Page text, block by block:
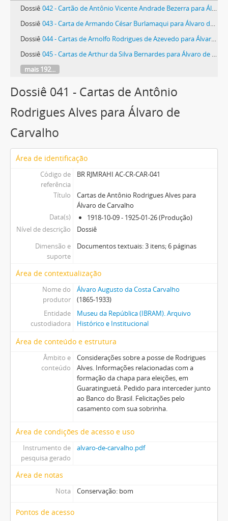
Dossiê 042 - Cartão de Antônio Vicente Andrade Bezerra para Álvaro de Carvalho
Dossiê 043 - Carta de Armando César Burlamaqui para Álvaro de Carvalho
Dossiê 044 - Cartas de Arnolfo Rodrigues de Azevedo para Álvaro de Carvalho
Dossiê 045 - Cartas de Arthur da Silva Bernardes para Álvaro de Carvalho
mais 192...
Dossiê 041 - Cartas de Antônio
Rodrigues Alves para Álvaro de
Carvalho
Área de identificação
Código de
referência
BR RJMRAHI AC-CR-CAR-041
Título
Cartas de Antônio Rodrigues Alves para
Álvaro de Carvalho
Data(s)
1918-10-09 - 1925-01-26 (Produção)
Nível de descrição
Dossiê
Dimensão e
suporte
Documentos textuais: 3 itens; 6 páginas
Área de contextualização
Nome do
produtor
Álvaro Augusto da Costa Carvalho
(1865-1933)
Entidade
custodiadora
Museu da República (IBRAM). Arquivo
Histórico e Institucional
Área de conteúdo e estrutura
Âmbito e
conteúdo
Considerações sobre a posse de Rodrigues
Alves. Informações relacionadas com a
formação da chapa para eleições, em
Guaratinguetá. Pedido para interceder junto
ao Banco do Brasil. Felicitações pelo
casamento com sua sobrinha.
Área de condições de acesso e uso
Instrumento de
pesquisa gerado
alvaro-de-carvalho.pdf
Área de notas
Nota Conservação: bom
Pontos de acesso